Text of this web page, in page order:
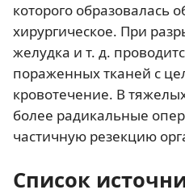
которого образовалась
хирургическое. При
желудка и т. д.
пораженных тканей с
кровотечение. В
более радикальные
частичную резекцию
Список